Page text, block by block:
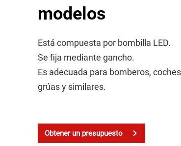
modelos
Está compuesta por bombilla LED.
Se fija mediante gancho.
Es adecuada para bomberos,
grúas y similares.
Obtener un presupuesto